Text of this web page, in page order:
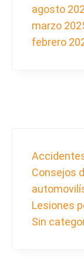
agosto
marzo
febrero
Consejos
Lesiones
Sin